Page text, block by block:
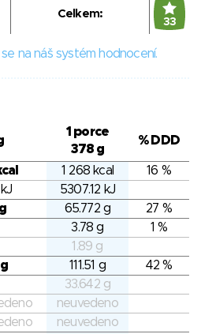
Celkem:
33
na náš systém hodnocení.
1 porce
378 g
% DDD
1 268 kcal
16 %
5307.12 kJ
65.772 g
27 %
3.78 g
1 %
1.89 g
111.51 g
42 %
33.642 g
neuvedeno
neuvedeno